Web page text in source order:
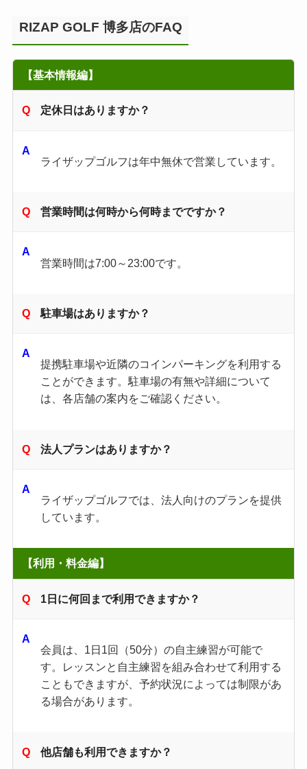
RIZAP GOLF 博多店のFAQ
【基本情報編】
定休日はありますか？
ライザップゴルフは年中無休で営業しています。
営業時間は何時から何時までですか？
営業時間は7:00～23:00です。
駐車場はありますか？
提携駐車場や近隣のコインパーキングを利用する
ことができます。駐車場の有無や詳細について
は、各店舗の案内をご確認ください。
法人プランはありますか？
ライザップゴルフでは、法人向けのプランを提供
しています。
【利用・料金編】
1日に何回まで利用できますか？
会員は、1日1回（50分）の自主練習が可能で
す。レッスンと自主練習を組み合わせて利用する
こともできますが、予約状況によっては制限があ
る場合があります。
他店舗も利用できますか？